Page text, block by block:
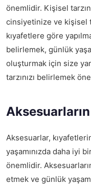
önemlidir. Kişisel
cinsiyetinize ve kişisel
kıyafetlere göre
belirlemek, günlük
oluşturmak için size
tarzınızı belirlemek
Aksesuarların
Aksesuarlar,
yaşamınızda daha iyi
önemlidir.
etmek ve günlük